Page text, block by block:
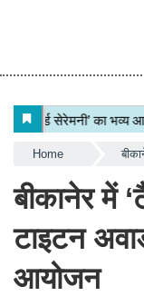
Home
बीकानेर में
टाइटन
आयोजन